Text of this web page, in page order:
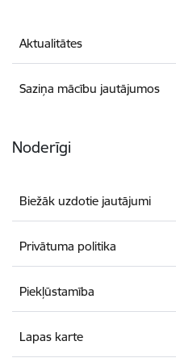
Aktualitātes
Saziņa mācību jautājumos
Noderīgi
Biežāk uzdotie jautājumi
Privātuma politika
Piekļūstamība
Lapas karte